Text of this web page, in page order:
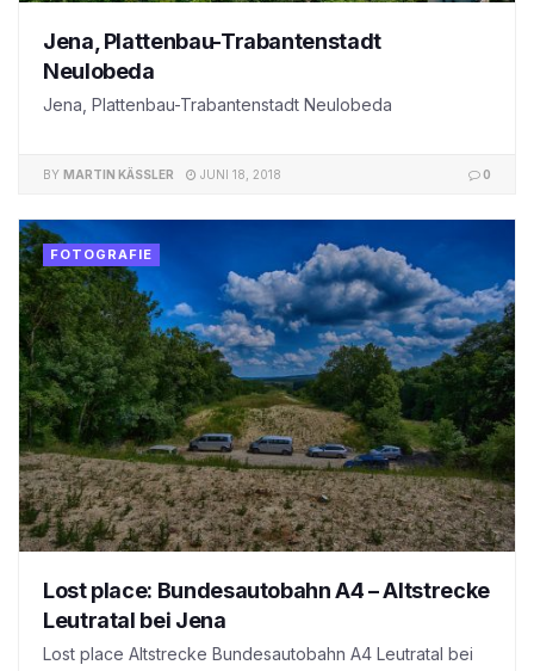
Jena, Plattenbau-Trabantenstadt
Neulobeda
Jena, Plattenbau-Trabantenstadt Neulobeda
BY MARTIN KÄSSLER JUNI 18, 2018 0
FOTOGRAFIE
Lost place: Bundesautobahn A4 – Altstrecke
Leutratal bei Jena
Lost place Altstrecke Bundesautobahn A4 Leutratal bei